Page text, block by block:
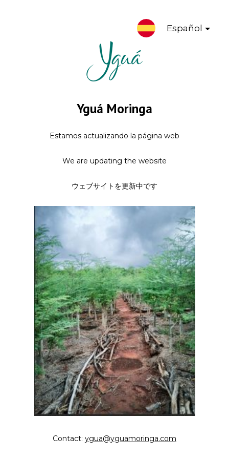
Español
Yguá Moringa
Estamos actualizando la página web
We are updating the website
ウェブサイトを更新中です
Contact: ygua@yguamoringa.com